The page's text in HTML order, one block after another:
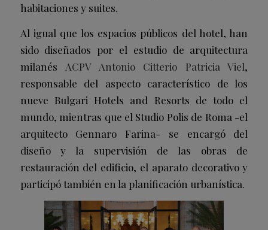
habitaciones y suites.
Al igual que los espacios públicos del hotel, han
sido diseñados por el estudio de arquitectura
milanés ACPV Antonio Citterio Patricia Viel,
responsable del aspecto característico de los
nueve Bulgari Hotels and Resorts de todo el
mundo, mientras que el Studio Polis de Roma -el
arquitecto Gennaro Farina- se encargó del
diseño y la supervisión de las obras de
restauración del edificio, el aparato decorativo y
participó también en la planificación urbanística.